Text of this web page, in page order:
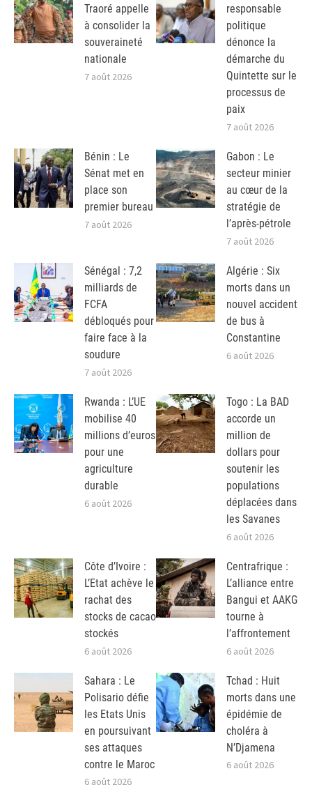
Traoré appelle
à consolider la
souveraineté
nationale
7 août 2026
responsable
politique
dénonce la
démarche du
Quintette sur le
processus de
paix
7 août 2026
Bénin : Le
Sénat met en
place son
premier bureau
7 août 2026
Gabon : Le
secteur minier
au cœur de la
stratégie de
l’après-pétrole
7 août 2026
Sénégal : 7,2
milliards de
FCFA
débloqués pour
faire face à la
soudure
7 août 2026
Algérie : Six
morts dans un
nouvel accident
de bus à
Constantine
6 août 2026
Rwanda : L’UE
mobilise 40
millions d’euros
pour une
agriculture
durable
6 août 2026
Togo : La BAD
accorde un
million de
dollars pour
soutenir les
populations
déplacées dans
les Savanes
6 août 2026
Côte d’Ivoire :
L’Etat achève le
rachat des
stocks de cacao
stockés
6 août 2026
Centrafrique :
L’alliance entre
Bangui et AAKG
tourne à
l’affrontement
6 août 2026
Sahara : Le
Polisario défie
les Etats Unis
en poursuivant
ses attaques
contre le Maroc
6 août 2026
Tchad : Huit
morts dans une
épidémie de
choléra à
N’Djamena
6 août 2026